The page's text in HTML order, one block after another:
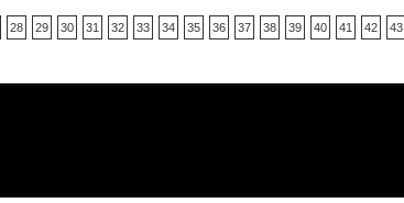
28 29 30 31 32 33 34 35 36 37 38 39 40 41 42 43